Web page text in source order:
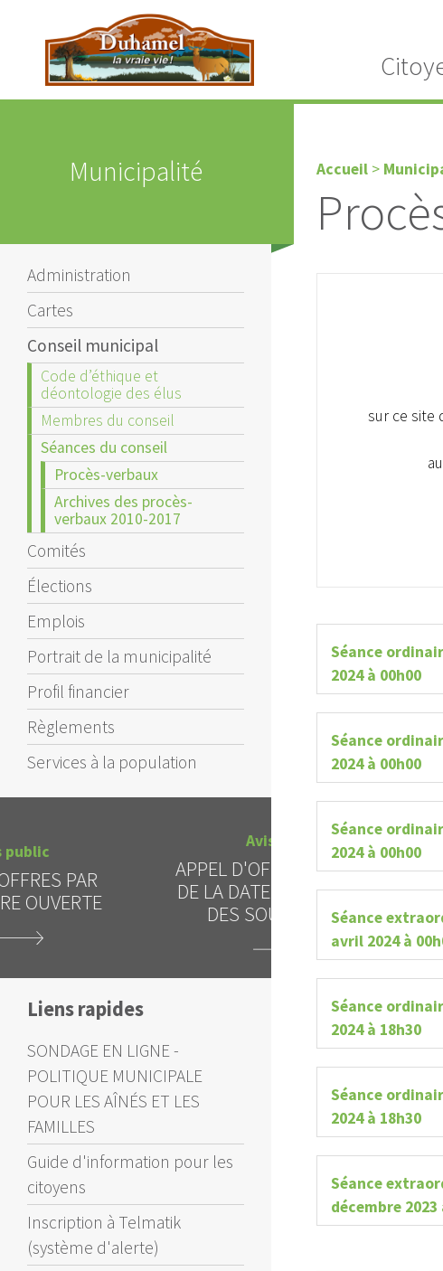
Municipalité
Administration
Cartes
Conseil municipal
Code d’éthique et
déontologie des élus
Membres du conseil
Séances du conseil
Procès-verbaux
Archives des procès-
verbaux 2010-2017
Comités
Élections
Emplois
Portrait de la municipalité
Profil financier
Règlements
Services à la population
APPEL D'OFFRES - REPORT
DE LA DATE D'OUVERTURE
DES SOUMISSIONS
Alerte
INTERDICTION
Liens rapides
SONDAGE EN LIGNE -
POLITIQUE MUNICIPALE
POUR LES AÎNÉS ET LES
FAMILLES
Guide d'information pour les
citoyens
Inscription à Telmatik
(système d'alerte)
Accueil >
sur ce site
Séance
2024 à 00h00
Séance
2024 à 00h00
Séance
2024 à 00h00
Séance
avril 2024 à
Séance
2024 à 18h30
Séance
2024 à 18h30
Séance
décembre 2023